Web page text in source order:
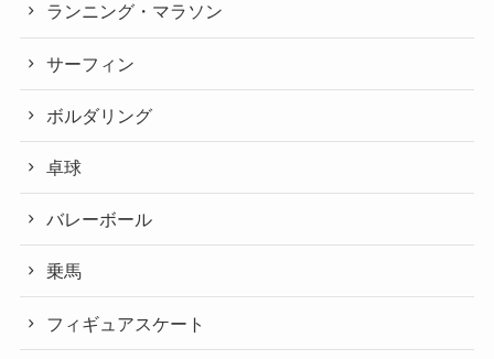
ランニング・マラソン
サーフィン
ボルダリング
卓球
バレーボール
乗馬
フィギュアスケート